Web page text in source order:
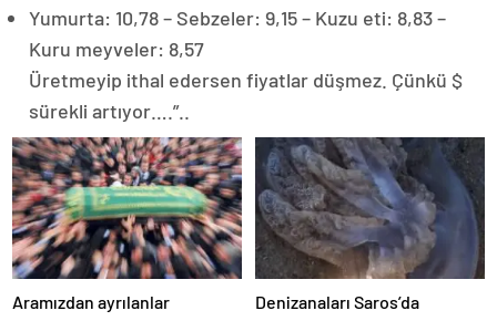
Yumurta: 10,78 – Sebzeler: 9,15 – Kuzu eti: 8,83 –
Kuru meyveler: 8,57
Üretmeyip ithal edersen fiyatlar düşmez. Çünkü $
sürekli artıyor….”..
Aramızdan ayrılanlar Denizanaları Saros’da